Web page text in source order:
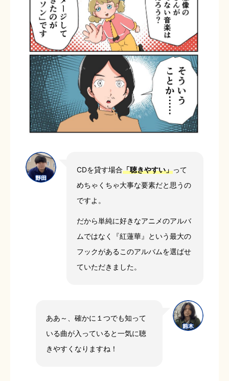
CDを貸す場合「聴きやすい」って
めちゃくちゃ大事な要素だと思うの
ですよ。
だから単純に好きなアニメのアルバ
ムではなく『紅蓮華』という最大の
フックがあるこのアルバムを選ばせ
ていただきました。
ああ～、確かに１つでも知って
いる曲が入っていると一気に聴
きやすくなりますね！